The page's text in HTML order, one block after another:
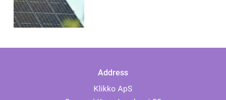
Address